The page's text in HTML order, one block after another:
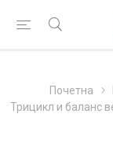
Почетна
Трицикл и баланс